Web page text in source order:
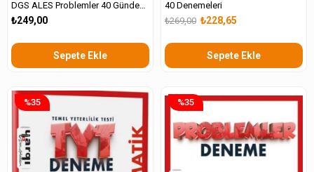
DGS ALES Problemler 40 Günde
Deneme Rutinim
₺249,00
Sepete Ekle
40 Denemeleri
₺228,65
₺269,00
Sepete Ekle
%35 %35